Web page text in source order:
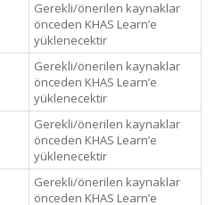
Gerekli/önerilen kaynaklar
önceden KHAS Learn’e
yüklenecektir
Gerekli/önerilen kaynaklar
önceden KHAS Learn’e
yüklenecektir
Gerekli/önerilen kaynaklar
önceden KHAS Learn’e
yüklenecektir
Gerekli/önerilen kaynaklar
önceden KHAS Learn’e